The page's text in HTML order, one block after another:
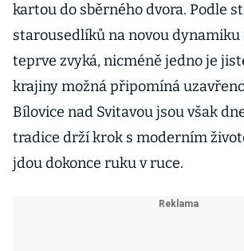
kartou do sběrného dvora. Podle
starousedlíků na novou dynamiku
teprve zvyká, nicméně jedno je
krajiny možná připomíná
Bílovice nad Svitavou jsou však
tradice drží krok s moderním
jdou dokonce ruku v ruce.